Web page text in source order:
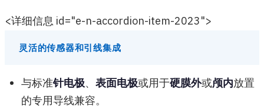
<详细信息 id="e-n-accordion-item-2023">
灵活的传感器和引线集成
与标准针电极、 表面电极或用于硬膜外或颅内放置
的专用导线兼容。